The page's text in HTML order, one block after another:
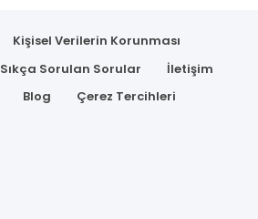
Kişisel Verilerin Korunması
Sıkça Sorulan Sorular
İletişim
Blog Çerez Tercihleri